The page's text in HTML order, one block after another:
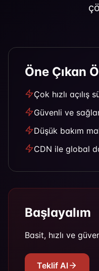
Öne Çıkan
Çok hızlı açılış
Güvenli ve
Düşük bakım
CDN ile global
Başlayalım
Basit, hızlı ve
Teklif Al